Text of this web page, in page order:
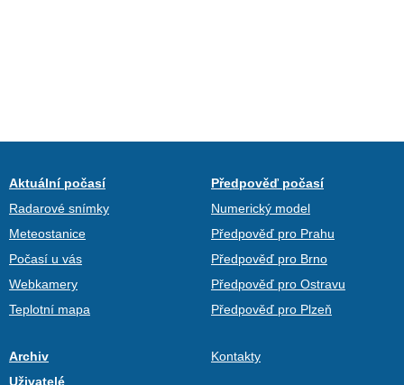
Aktuální počasí
Radarové snímky
Meteostanice
Počasí u vás
Webkamery
Teplotní mapa
Předpověď počasí
Numerický model
Předpověď pro Prahu
Předpověď pro Brno
Předpověď pro Ostravu
Předpověď pro Plzeň
Archiv
Uživatelé
Kontakty